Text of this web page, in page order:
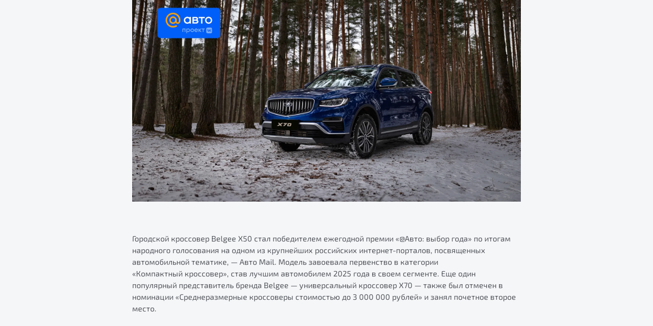
Городской кроссовер Belgee Х50 стал победителем ежегодной премии «@Авто: выбор года» по итогам
народного голосования на одном из крупнейших российских интернет-порталов, посвященных
автомобильной тематике, — Авто Mail. Модель завоевала первенство в категории
«Компактный кроссовер», став лучшим автомобилем 2025 года в своем сегменте. Еще один
популярный представитель бренда Belgee — универсальный кроссовер X70 — также был отмечен в
номинации «Среднеразмерные кроссоверы стоимостью до 3 000 000 рублей» и занял почетное второе
место.